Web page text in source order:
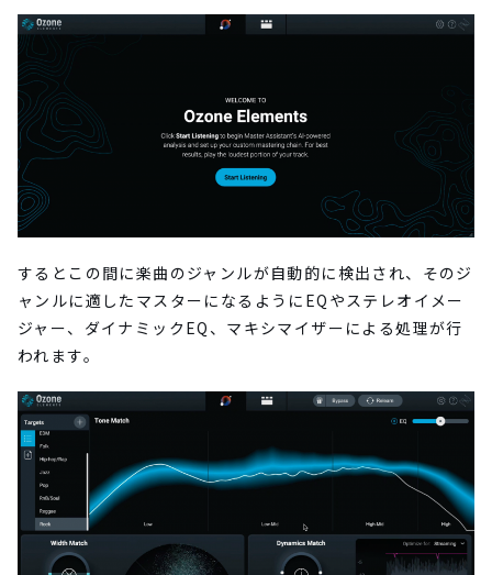
するとこの間に楽曲のジャンルが自動的に検出され、そのジ
ャンルに適したマスターになるようにEQやステレオイメー
ジャー、ダイナミックEQ、マキシマイザーによる処理が行
われます。